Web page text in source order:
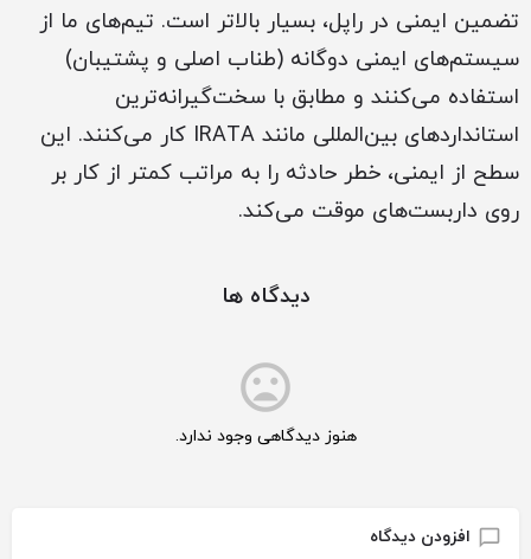
تضمین ایمنی در راپل، بسیار بالاتر است. تیم‌های ما از
سیستم‌های ایمنی دوگانه (طناب اصلی و پشتیبان)
استفاده می‌کنند و مطابق با سخت‌گیرانه‌ترین
استانداردهای بین‌المللی مانند IRATA کار می‌کنند. این
سطح از ایمنی، خطر حادثه را به مراتب کمتر از کار بر
روی داربست‌های موقت می‌کند.
دیدگاه ها
هنوز دیدگاهی وجود ندارد.
افزودن دیدگاه